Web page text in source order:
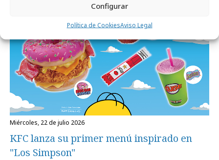
Configurar
Política de CookiesAviso Legal
miércoles, 22 de julio 2026
KFC lanza su primer menú inspirado en
"Los Simpson"